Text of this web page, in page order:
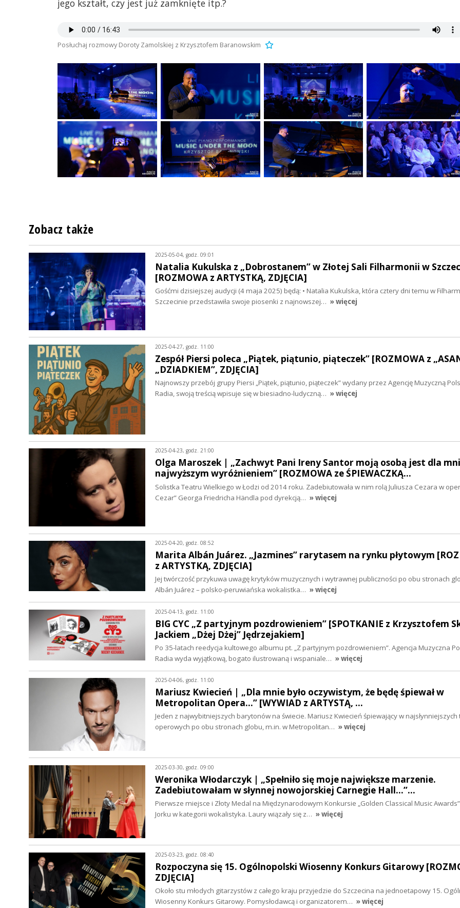
jego kształt, czy jest już zamknięte itp.?
Posłuchaj rozmowy Doroty Zamolskiej z Krzysztofem Baranowskim
Zobacz także
2025-05-04, godz. 09:01
Natalia Kukulska z „Dobrostanem” w Złotej Sali Filharmonii w
[ROZMOWA z ARTYSTKĄ, ZDJĘCIA]
Gośćmi dzisiejszej audycji (4 maja 2025) będą: • Natalia Kukulska, która cztery dni temu w
Szczecinie przedstawiła swoje piosenki z najnowszej… » więcej
2025-04-27, godz. 11:00
Zespół Piersi poleca „Piątek, piątunio, piąteczek” [ROZMOWA z
„DZIADKIEM”, ZDJĘCIA]
Najnowszy przebój grupy Piersi „Piątek, piątunio, piąteczek” wydany przez Agencję Muzyczną
Radia, swoją treścią wpisuje się w biesiadno-ludyczną… » więcej
2025-04-23, godz. 21:00
Olga Maroszek | „Zachwyt Pani Ireny Santor moją osobą jest dla
najwyższym wyróżnieniem” [ROZMOWA ze ŚPIEWACZKĄ…
Solistka Teatru Wielkiego w Łodzi od 2014 roku. Zadebiutowała w nim rolą Juliusza Cezara w
Cezar” Georga Friedricha Händla pod dyrekcją… » więcej
2025-04-20, godz. 08:52
Marita Albán Juárez. „Jazmines” rarytasem na rynku płytowym
z ARTYSTKĄ, ZDJĘCIA]
Jej twórczość przykuwa uwagę krytyków muzycznych i wytrawnej publiczności po obu stronach
Albán Juárez – polsko-peruwiańska wokalistka… » więcej
2025-04-13, godz. 11:00
BIG CYC „Z partyjnym pozdrowieniem” [SPOTKANIE z Krzysztofem
Jackiem „Dżej Dżej” Jędrzejakiem]
Po 35-latach reedycja kultowego albumu pt. „Z partyjnym pozdrowieniem”. Agencja Muzyczna
Radia wyda wyjątkową, bogato ilustrowaną i wspaniale… » więcej
2025-04-06, godz. 11:00
Mariusz Kwiecień | „Dla mnie było oczywistym, że będę śpiewał w
Metropolitan Opera...” [WYWIAD z ARTYSTĄ, …
Jeden z najwybitniejszych barytonów na świecie. Mariusz Kwiecień śpiewający w
operowych po obu stronach globu, m.in. w Metropolitan… » więcej
2025-03-30, godz. 09:00
Weronika Włodarczyk | „Spełniło się moje największe marzenie.
Zadebiutowałam w słynnej nowojorskiej Carnegie Hall...”…
Pierwsze miejsce i Złoty Medal na Międzynarodowym Konkursie „Golden Classical Music
Jorku w kategorii wokalistyka. Laury wiązały się z… » więcej
2025-03-23, godz. 08:40
Rozpoczyna się 15. Ogólnopolski Wiosenny Konkurs Gitarowy
ZDJĘCIA]
Około stu młodych gitarzystów z całego kraju przyjedzie do Szczecina na jednoetapowy 15.
Wiosenny Konkurs Gitarowy. Pomysłodawcą i organizatorem… » więcej